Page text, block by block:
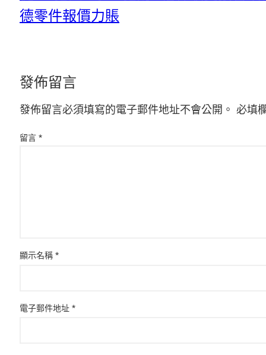
德零件報價力賬
發佈留言
發佈留言必須填寫的電子郵件地址不會公開。 必填
留言 *
顯示名稱 *
電子郵件地址 *